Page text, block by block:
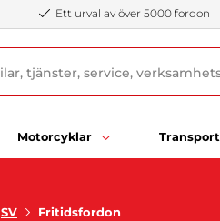
Ett urval av över 5000 fordon
Motorcyklar
SV Fritidsfordon